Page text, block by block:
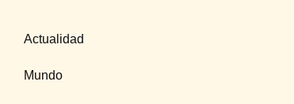
Actualidad
Mundo